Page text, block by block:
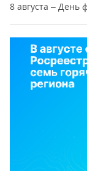
8 августа – День